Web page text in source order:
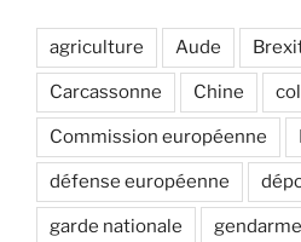
agriculture Aude
Carcassonne Chine
Commission européenne
défense européenne
garde nationale